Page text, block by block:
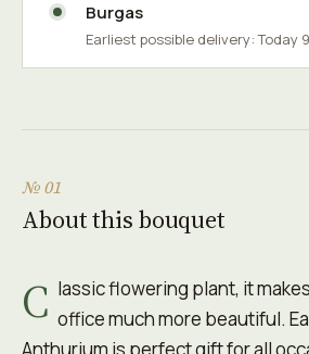
Burgas
Earliest possible delivery: Today
№ 01
About this bouquet
C lassic flowering plant, it
office much more beautiful.